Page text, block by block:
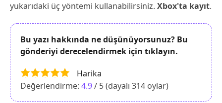
yukarıdaki üç yöntemi kullanabilirsiniz. Xbox'ta kayıt.
Bu yazı hakkında ne düşünüyorsunuz? Bu
gönderiyi derecelendirmek için tıklayın.
Harika
Değerlendirme: 4.9/ 5 (dayalı 314 oylar)